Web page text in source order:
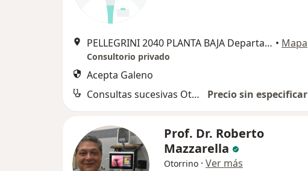
PELLEGRINI 2040 PLANTA BAJA Departamento 1, San Martín • Mapa
Consultorio privado
Acepta Galeno
Consultas sucesivas Otorrinolaringología
Precio sin especificar
Prof. Dr. Roberto
Mazzarella
Otorrino · Ver más